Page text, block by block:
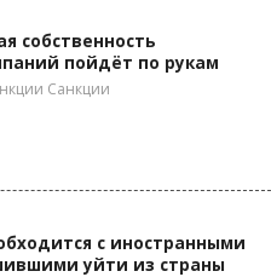
собственность
пойдёт по рукам
Санкции
с иностранными
уйти из страны